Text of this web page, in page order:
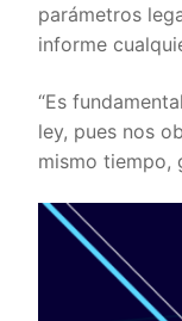
parámetros
informe
“Es
ley, pues nos
mismo tiempo,